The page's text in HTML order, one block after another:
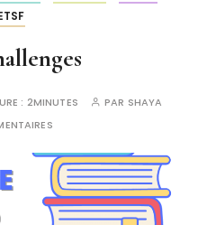
: 2MINUTES PAR SHAYA